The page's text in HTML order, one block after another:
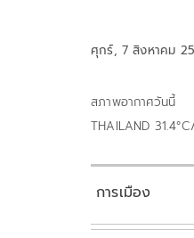
ศุกร์, 7 สิงหาคม
สภาพอากาศวันนี้
THAILAND
การเมือง